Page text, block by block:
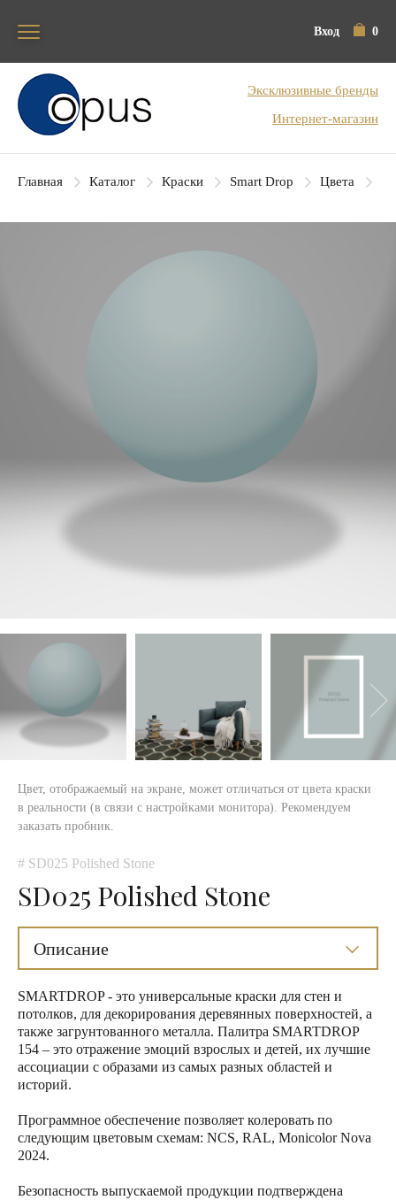
Вход 0
Блок поиска
Эксклюзивные бренды
Интернет-магазин
Главная Каталог Краски Smart Drop Цвета
Цвет, отображаемый на экране, может отличаться от цвета краски
в реальности (в связи с настройками монитора). Рекомендуем
заказать пробник.
# SD025 Polished Stone
SD025 Polished Stone
Описание
SMARTDROP - это универсальные краски для стен и
потолков, для декорирования деревянных поверхностей, а
также загрунтованного металла. Палитра SMARTDROP
154 – это отражение эмоций взрослых и детей, их лучшие
ассоциации с образами из самых разных областей и
историй.
Программное обеспечение позволяет колеровать по
следующим цветовым схемам: NCS, RAL, Monicolor Nova
2024.
Безопасность выпускаемой продукции подтверждена